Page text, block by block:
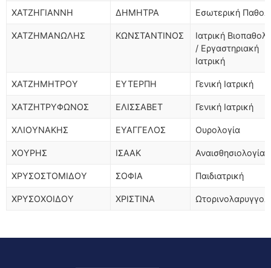
ΧΑΤΖΗΓΙΑΝΝΗ ΔΗΜΗΤΡΑ Εσωτερική
ΧΑΤΖΗΜΑΝΩΛΗΣ ΚΩΝΣΤΑΝΤΙΝΟΣ
Ιατρική
/ Εργαστηριακή
Ιατρική
ΧΑΤΖΗΜΗΤΡΟΥ ΕΥΤΕΡΠΗ Γενική Ιατρική
ΧΑΤΖΗΤΡΥΦΩΝΟΣ ΕΛΙΣΣΑΒΕΤ Γενική Ιατρική
ΧΛΙΟΥΝΑΚΗΣ ΕΥΑΓΓΕΛΟΣ Ουρολογία
ΧΟΥΡΗΣ ΙΣΑΑΚ Αναισθησιολογία
ΧΡΥΣΟΣΤΟΜΙΔΟΥ ΣΟΦΙΑ Παιδιατρική
ΧΡΥΣΟΧΟΙΔΟΥ ΧΡΙΣΤΙΝΑ